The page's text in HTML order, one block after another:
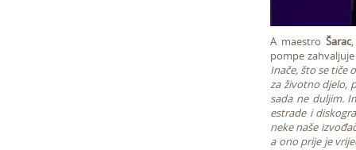
A maestro Šarac
pompe
Inače, što se tiče
za životno djelo,
sada ne duljim.
estrade i
neke naše
a ono prije je